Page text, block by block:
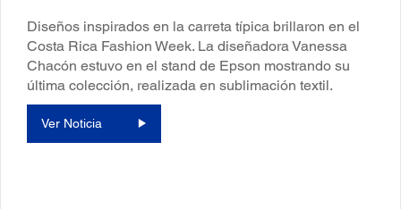
Diseños inspirados en la carreta típica brillaron en el
Costa Rica Fashion Week. La diseñadora Vanessa
Chacón estuvo en el stand de Epson mostrando su
última colección, realizada en sublimación textil.
Ver Noticia